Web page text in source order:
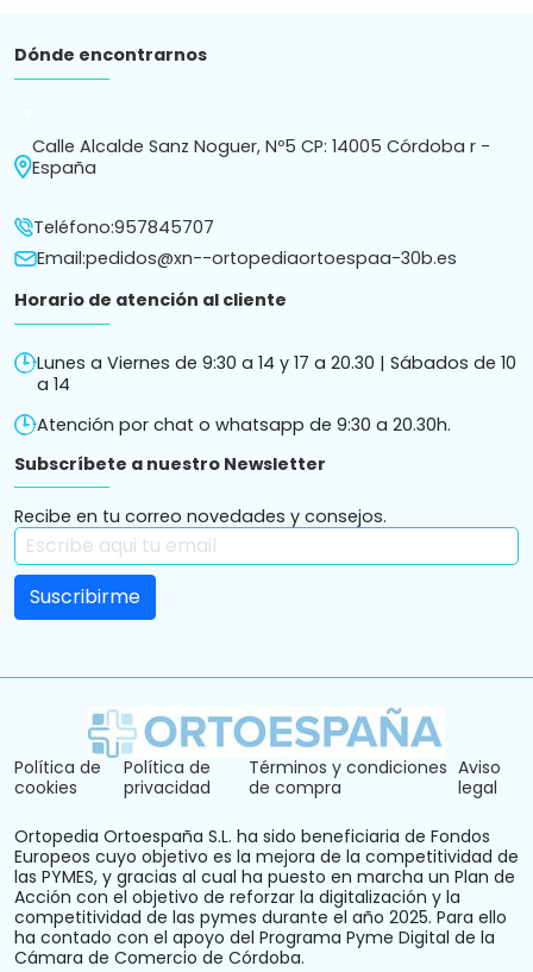
Dónde encontrarnos
Calle Alcalde Sanz Noguer, Nº5 CP: 14005 Córdoba r -
España
Teléfono:957845707
Email:pedidos@xn--ortopediaortoespaa-30b.es
Horario de atención al cliente
Lunes a Viernes de 9:30 a 14 y 17 a 20.30 | Sábados de 10
a 14
Atención por chat o whatsapp de 9:30 a 20.30h.
Subscríbete a nuestro Newsletter
Recibe en tu correo novedades y consejos.
Política de
cookies
Política de
privacidad
Términos y condiciones
de compra
Aviso
legal
Ortopedia Ortoespaña S.L. ha sido beneficiaria de Fondos
Europeos cuyo objetivo es la mejora de la competitividad de
las PYMES, y gracias al cual ha puesto en marcha un Plan de
Acción con el objetivo de reforzar la digitalización y la
competitividad de las pymes durante el año 2025. Para ello
ha contado con el apoyo del Programa Pyme Digital de la
Cámara de Comercio de Córdoba.